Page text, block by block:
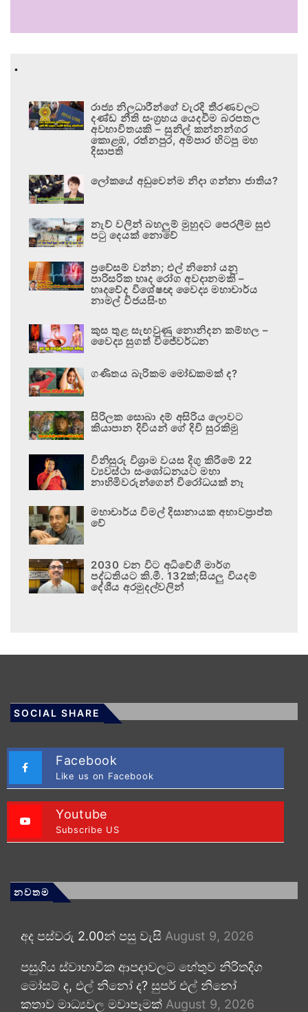
.
රාජ්‍ය නිලධාරීන්ගේ වැරදි තීරණවලට
දණ්ඩ නීති සංග්‍රහය යෙදවීම බරපතල
අවභාවිතයකි – සුනිල් කන්නන්ගර
කොළඹ, රත්නපුර, අම්පාර හිටපු මහ
දිසාපති
ලෝකයේ අඩුවෙන්ම නිදා ගන්නා ජාතිය?
නැව් වලින් බහලුම් මුහුදට පෙරලීම සුළු
පටු දෙයක් නොවේ
ප්‍රවේසම් වන්න; එල් නිනෝ යනු
පාරිසරික හෘද රෝග අවදානමකි –
හෘදවේද විශේෂඥ වෛද්‍ය මහාචාර්ය
නාමල් විජයසිංහ
කුස තුළ සැඟවුණු නොනිදන කම්හල –
වෛද්‍ය සුගත් විජේවර්ධන
ගණිතය බැරිකම මෝඩකමක් ද?
සිරිලක සොබා දම් අසිරිය ලොවට
කියාපාන දිවියන් ගේ දිවි සුරකිමු
විනිසුරු විශ්‍රාම වයස දිගු කිරීමේ 22
ව්‍යවස්ථා සංශෝධනයට මහා
නාහිමිවරුන්ගෙන් විරෝධයක් නෑ
මහාචාර්ය විමල් දිසානායක අභාවප්‍රාප්ත
වේ
2030 වන විට අධිවේගී මාර්ග
පද්ධතියට කි.මී. 132ක්;සියලු වියදම්
දේශීය අරමුදල්වලින්
SOCIAL SHARE
Facebook
Like us on Facebook
Youtube
Subscribe US
නවතම
අද පස්වරු 2.00න් පසු වැසි August 9, 2026
පසුගිය ස්වාභාවික ආපදාවලට හේතුව නිරිතදිග
මෝසම් ද, එල් නිනෝ ද? සුපර් එල් නිනෝ
කතාව මාධ්‍යවල මවාපෑමක් August 9, 2026